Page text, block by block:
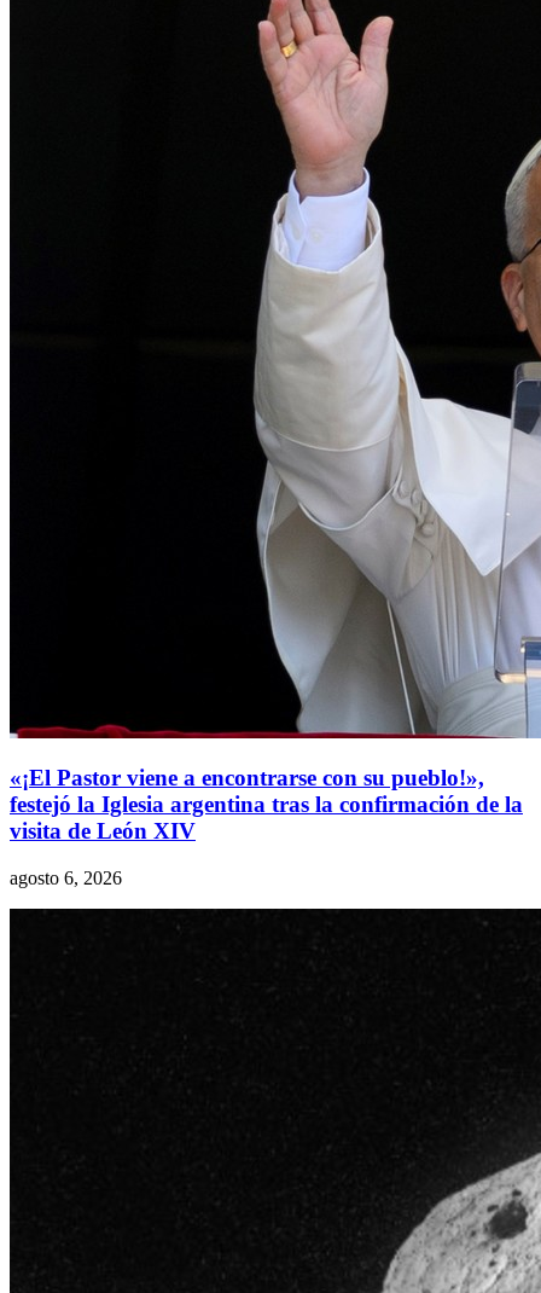
«¡El Pastor viene a encontrarse con su pueblo!»,
festejó la Iglesia argentina tras la confirmación de la
visita de León XIV
agosto 6, 2026